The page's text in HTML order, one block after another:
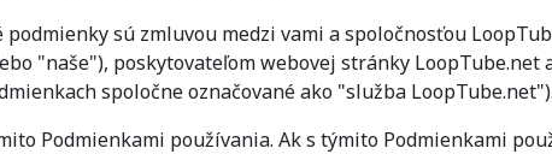
sú zmluvou medzi vami a spoločnosťou
"naše"), poskytovateľom webovej stránky
spoločne označované ako "služba LoopTube.net").
Podmienkami používania. Ak s týmito Podmienkami